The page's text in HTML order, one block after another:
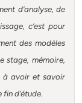
d’analyse, de
c’est pour
des modèles
stage, mémoire,
à avoir et savoir
d’étude